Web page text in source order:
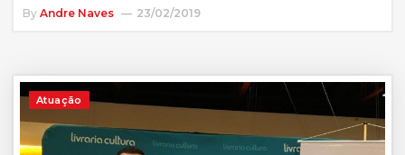
By Andre Naves 23/02/2019
Atuação